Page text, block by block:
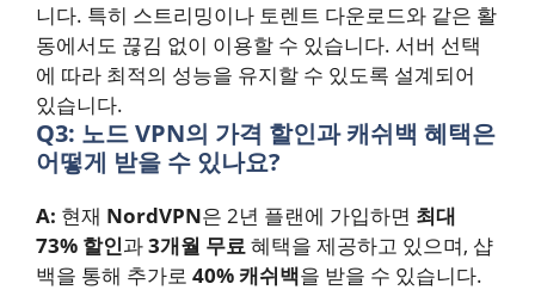
니다. 특히 스트리밍이나 토렌트 다운로드와 같은 활
동에서도 끊김 없이 이용할 수 있습니다. 서버 선택
에 따라 최적의 성능을 유지할 수 있도록 설계되어
있습니다.
Q3: 노드 VPN의 가격 할인과 캐쉬백 혜택은
어떻게 받을 수 있나요?
A: 현재 NordVPN은 2년 플랜에 가입하면 최대
73% 할인과3개월 무료혜택을 제공하고 있으며, 샵
백을 통해 추가로 40% 캐쉬백을 받을 수 있습니다.